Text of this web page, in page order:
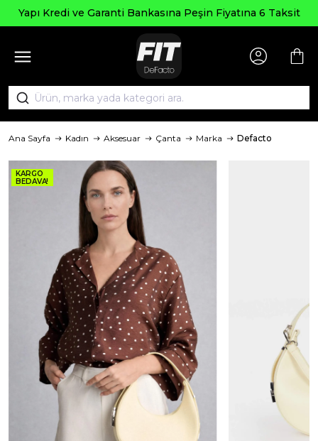
Yapı Kredi ve Garanti Bankasına Peşin Fiyatına 6 Taksit
Ana Sayfa Kadın Aksesuar Çanta Marka Defacto
KARGO
BEDAVA!